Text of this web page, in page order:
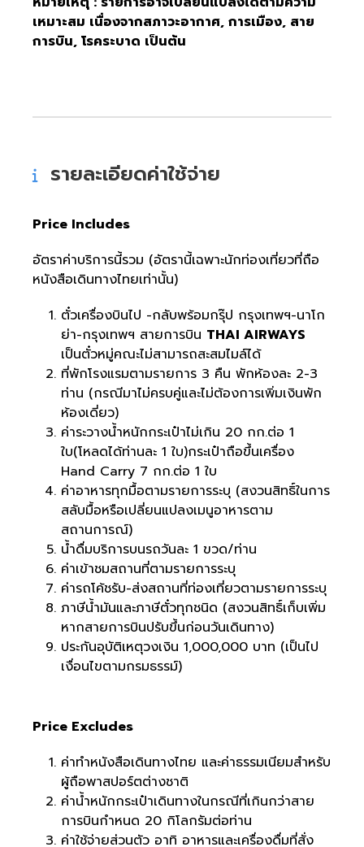
เหมาะสม เนื่องจากสภาวะอากาศ, การเมือง, สาย
การบิน, โรคระบาด เป็นต้น
รายละเอียดค่าใช้จ่าย
Price Includes
อัตราค่าบริการนี้รวม (อัตรานี้เฉพาะนักท่องเที่ยวที่ถือ
หนังสือเดินทางไทยเท่านั้น)
ตั๋วเครื่องบินไป -กลับพร้อมกรุ๊ป กรุงเทพฯ-นาโก
ย่า-กรุงเทพฯ สายการบิน THAI AIRWAYS
เป็นตั๋วหมู่คณะไม่สามารถสะสมไมล์ได้
ที่พักโรงแรมตามรายการ 3 คืน พักห้องละ 2-3
ท่าน (กรณีมาไม่ครบคู่และไม่ต้องการเพิ่มเงินพัก
ห้องเดี่ยว)
ค่าระวางน้ำหนักกระเป๋าไม่เกิน 20 กก.ต่อ 1
ใบ(โหลดได้ท่านละ 1 ใบ)กระเป๋าถือขึ้นเครื่อง
Hand Carry 7 กก.ต่อ 1 ใบ
ค่าอาหารทุกมื้อตามรายการระบุ (สงวนสิทธิ์ในการ
สลับมื้อหรือเปลี่ยนแปลงเมนูอาหารตาม
สถานการณ์)
น้ำดื่มบริการบนรถวันละ 1 ขวด/ท่าน
ค่าเข้าชมสถานที่ตามรายการระบุ
ค่ารถโค้ชรับ-ส่งสถานที่ท่องเที่ยวตามรายการระบุ
ภาษีน้ำมันและภาษีตั๋วทุกชนิด (สงวนสิทธิ์เก็บเพิ่ม
หากสายการบินปรับขึ้นก่อนวันเดินทาง)
ประกันอุบัติเหตุวงเงิน 1,000,000 บาท (เป็นไป
เงื่อนไขตามกรมธรรม์)
Price Excludes
ค่าทำหนังสือเดินทางไทย และค่าธรรมเนียมสำหรับ
ผู้ถือพาสปอร์ตต่างชาติ
ค่าน้ำหนักกระเป๋าเดินทางในกรณีที่เกินกว่าสาย
การบินกำหนด 20 กิโลกรัมต่อท่าน
ค่าใช้จ่ายส่วนตัว อาทิ อาหารและเครื่องดื่มที่สั่ง